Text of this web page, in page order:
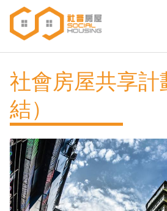
內
社會房屋共享計
結）